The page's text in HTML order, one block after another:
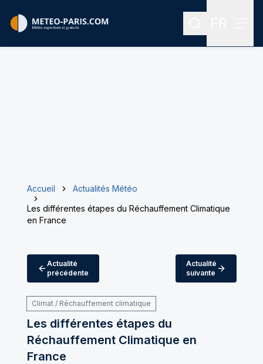
Rechercher
Accueil
Actualités Météo
Les différentes étapes du Réchauffement Climatique
en France
Actualité
précédente
Actualité
suivante
Climat / Réchauffement climatique
Les différentes étapes du
Réchauffement Climatique en
France